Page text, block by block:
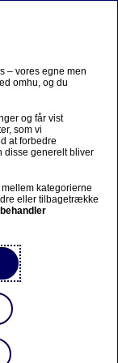
for det
– vores egne men
omhu, og du
og får vist
som vi
at forbedre
disse generelt bliver
kategorierne
eller tilbagetrække